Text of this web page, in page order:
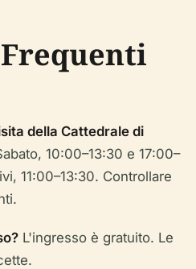
della Cattedrale di
10:00–13:30 e 17:00–
11:00–13:30. Controllare
L'ingresso è gratuito. Le